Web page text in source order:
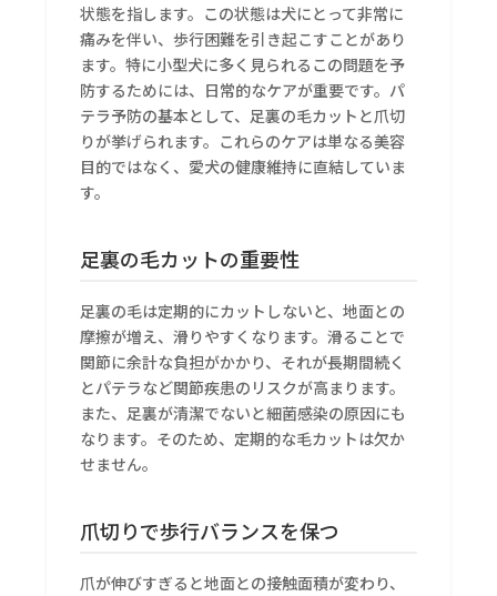
状態を指します。この状態は犬にとって非常に
痛みを伴い、歩行困難を引き起こすことがあり
ます。特に小型犬に多く見られるこの問題を予
防するためには、日常的なケアが重要です。パ
テラ予防の基本として、足裏の毛カットと爪切
りが挙げられます。これらのケアは単なる美容
目的ではなく、愛犬の健康維持に直結していま
す。
足裏の毛カットの重要性
足裏の毛は定期的にカットしないと、地面との
摩擦が増え、滑りやすくなります。滑ることで
関節に余計な負担がかかり、それが長期間続く
とパテラなど関節疾患のリスクが高まります。
また、足裏が清潔でないと細菌感染の原因にも
なります。そのため、定期的な毛カットは欠か
せません。
爪切りで歩行バランスを保つ
爪が伸びすぎると地面との接触面積が変わり、